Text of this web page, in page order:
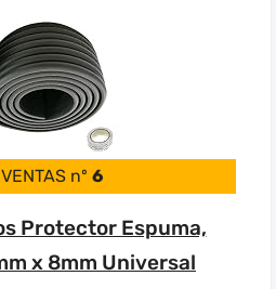
nº 6
Protector Espuma,
x 8mm Universal